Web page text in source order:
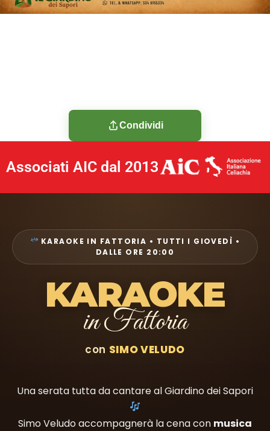
Condividi
Associati AIC dal 2013
KARAOKE IN FATTORIA • TUTTI I GIOVEDÌ •
DALLE ORE 20:00
KARAOKE
in Fattoria
con SIMO VELUDO
Una serata tutta da cantare al Giardino dei Sapori
Simo Veludo accompagnerà la cena con musica